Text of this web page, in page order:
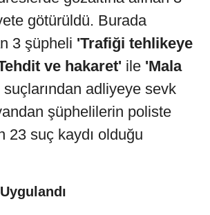
götürüldü. Burada
3 şüpheli 'Trafiği tehlikeye
ve hakaret' ile 'Mala
suçlarından adliyeye sevk
şüphelilerin poliste
23 suç kaydı olduğu